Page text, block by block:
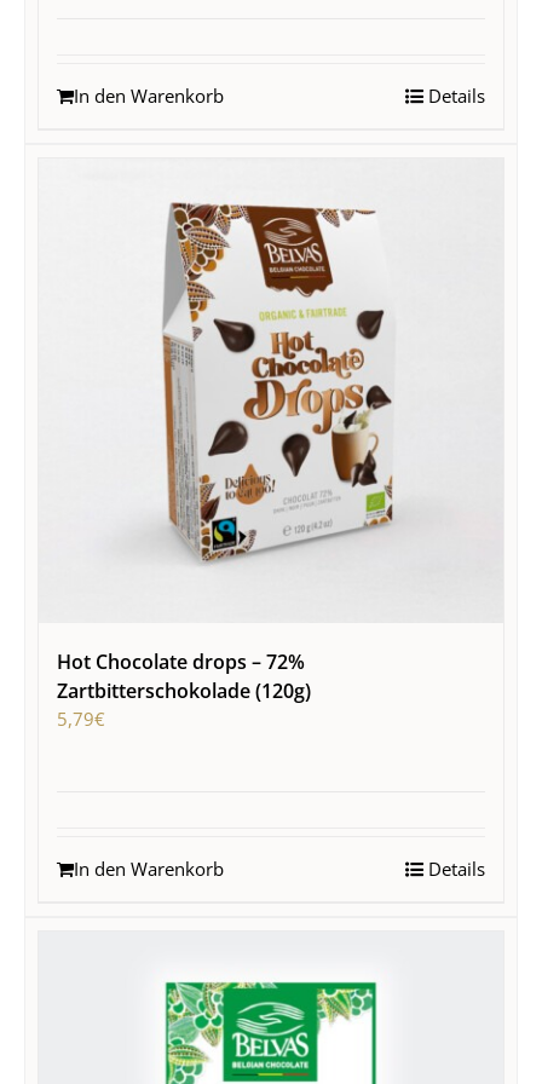
In den Warenkorb Details
Hot Chocolate drops – 72%
Zartbitterschokolade (120g)
5,79€
In den Warenkorb Details